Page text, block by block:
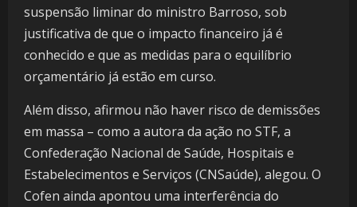
suspensão liminar do ministro Barroso, sob
justificativa de que o impacto financeiro já é
conhecido e que as medidas para o equilíbrio
orçamentário já estão em curso.
Além disso, afirmou não haver risco de demissões
em massa – como a autora da ação no STF, a
Confederação Nacional de Saúde, Hospitais e
Estabelecimentos e Serviços (CNSaúde), alegou. O
Cofen ainda apontou uma interferência do